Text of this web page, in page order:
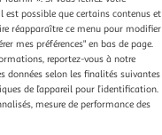
-17 %
11,99€
9,99€
est possible que certains contenus et
réapparaître ce menu pour modifier
mes préférences" en bas de page.
reportez-vous à notre
données selon les finalités suivantes
de l’appareil pour l’identification.
mesure de performance des